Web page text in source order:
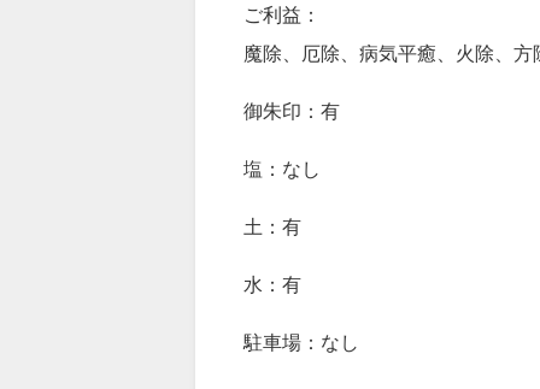
ご利益：
魔除、厄除、病気平癒、火除、方
御朱印：有
塩：なし
土：有
水：有
駐車場：なし